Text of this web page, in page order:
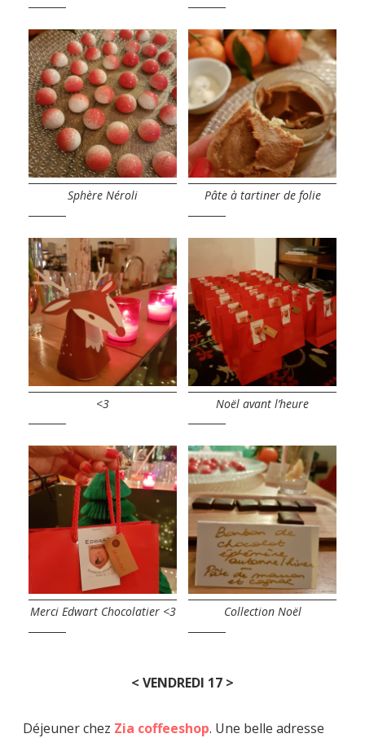
Sphère Néroli Pâte à tartiner de folie
<3 Noël avant l’heure
Merci Edwart Chocolatier <3 Collection Noël
< VENDREDI 17 >
Déjeuner chez Zia coffeeshop. Une belle adresse